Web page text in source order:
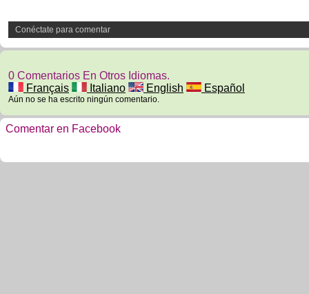
Conéctate para comentar
0 Comentarios En Otros Idiomas.
Français
Italiano English Español
Aún no se ha escrito ningún comentario.
Comentar en Facebook